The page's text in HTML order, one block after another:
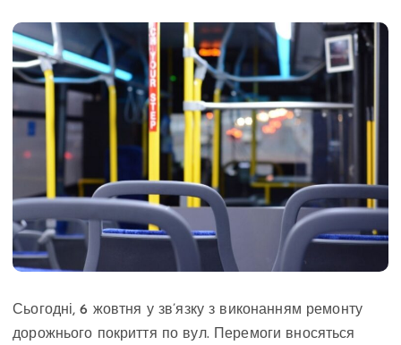
Сьогодні, 6 жовтня у зв’язку з виконанням ремонту
дорожнього покриття по вул. Перемоги вносяться